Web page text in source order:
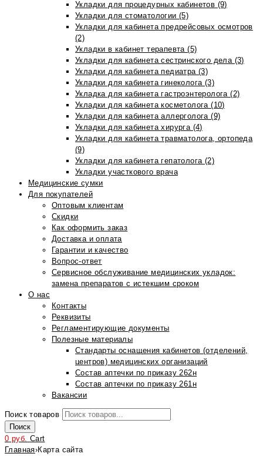
Укладки для процедурных кабинетов (9)
Укладки для стоматологии (5)
Укладки для кабинета предрейсовых осмотров
(2)
Укладки в кабинет терапевта (5)
Укладки для кабинета сестринского дела (3)
Укладки для кабинета педиатра (3)
Укладки для кабинета гинеколога (3)
Укладка для кабинета гастроэнтеролога (2)
Укладки для кабинета косметолога (10)
Укладки для кабинета аллерголога (9)
Укладки для кабинета хирурга (4)
Укладки для кабинета травматолога, ортопеда
(9)
Укладки для кабинета гепатолога (2)
Укладки участкового врача
Медицинские сумки
Для покупателей
Оптовым клиентам
Скидки
Как оформить заказ
Доставка и оплата
Гарантии и качество
Вопрос-ответ
Сервисное обслуживание медицинских укладок:
замена препаратов с истекшим сроком
О нас
Контакты
Реквизиты
Регламентирующие документы
Полезные материалы
Стандарты оснащения кабинетов (отделений,
центров) медицинских организаций
Состав аптечки по приказу 262н
Состав аптечки по приказу 261н
Вакансии
Поиск товаров
Поиск
0 руб. Cart
Главная›Карта сайта